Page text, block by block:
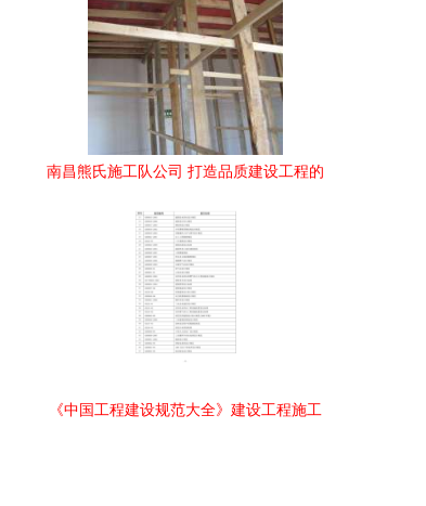
南昌熊氏施工队公司 打造品质建设工程的
《中国工程建设规范大全》建设工程施工